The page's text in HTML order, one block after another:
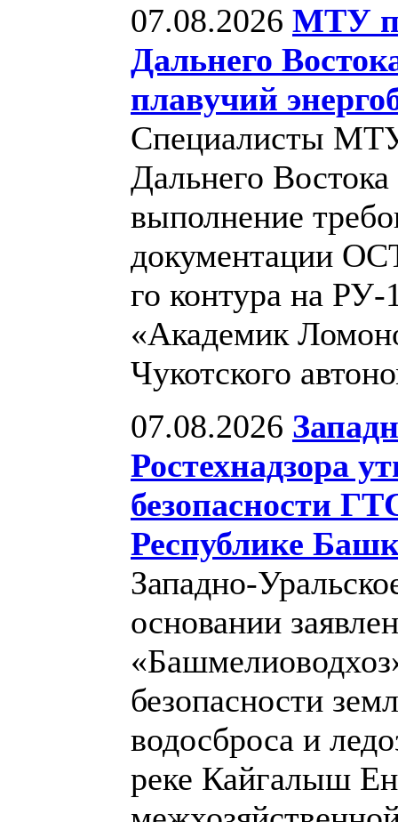
07.08.2026 МТУ
Дальнего
плавучий
Специалисты
Дальнего
выполнение
документации
го контура на РУ-
«Академик
Чукотского
07.08.2026
Ростехнадзора
безопасности
Республике
Западно-
основании
безопасности
водосброса и
реке Кайгалыш